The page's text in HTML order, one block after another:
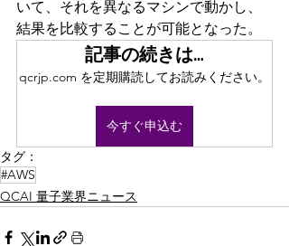
いて、それを異なるマシンで動かし、
結果を比較することが可能となった。
記事の続きは…
qcrjp.com を定期購読してお読みください。
今すぐ申込む
タグ：
#AWS
QCAI 量子業界ニュース